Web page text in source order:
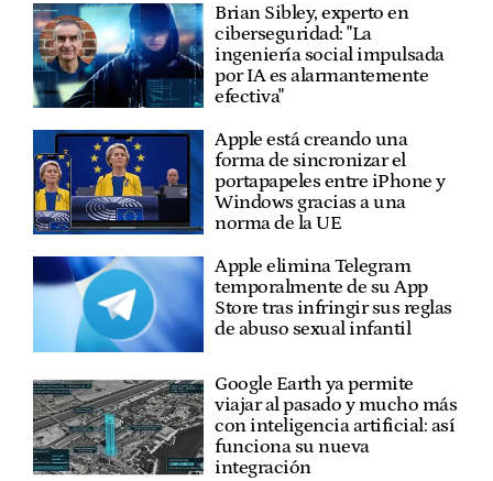
Brian Sibley, experto en
ciberseguridad: "La
ingeniería social impulsada
por IA es alarmantemente
efectiva"
Apple está creando una
forma de sincronizar el
portapapeles entre iPhone y
Windows gracias a una
norma de la UE
Apple elimina Telegram
temporalmente de su App
Store tras infringir sus reglas
de abuso sexual infantil
Google Earth ya permite
viajar al pasado y mucho más
con inteligencia artificial: así
funciona su nueva
integración